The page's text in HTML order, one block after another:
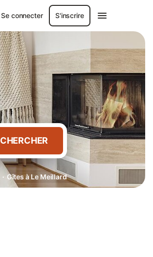
Se connecter S'inscrire
CHERCHER
· Gîtes à Le Meillard